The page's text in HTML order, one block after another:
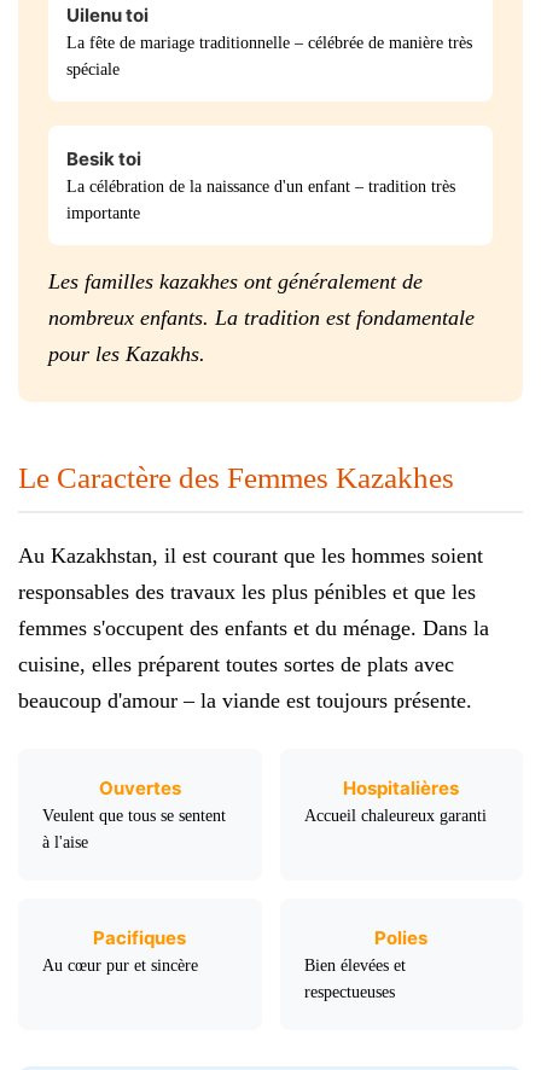
Uilenu toi
La fête de mariage traditionnelle – célébrée de manière très
spéciale
Besik toi
La célébration de la naissance d'un enfant – tradition très
importante
Les familles kazakhes ont généralement de
nombreux enfants. La tradition est fondamentale
pour les Kazakhs.
Le Caractère des Femmes Kazakhes
Au Kazakhstan, il est courant que les hommes soient
responsables des travaux les plus pénibles et que les
femmes s'occupent des enfants et du ménage. Dans la
cuisine, elles préparent toutes sortes de plats avec
beaucoup d'amour – la viande est toujours présente.
Ouvertes
Veulent que tous se sentent
à l'aise
Hospitalières
Accueil chaleureux garanti
Pacifiques
Au cœur pur et sincère
Polies
Bien élevées et
respectueuses